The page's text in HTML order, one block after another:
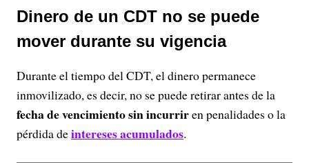
Dinero de un CDT no se puede
mover durante su vigencia
Durante el tiempo del CDT, el dinero permanece
inmovilizado, es decir, no se puede retirar antes de la
fecha de vencimiento sin incurriren penalidades o la
pérdida deintereses acumulados.